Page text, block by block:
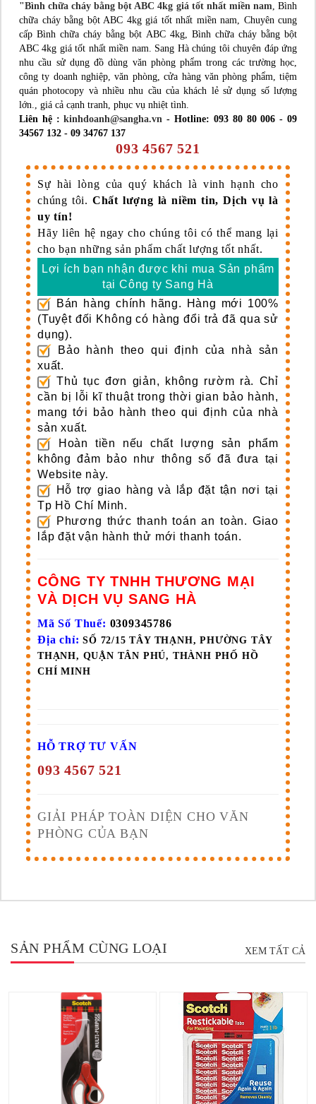
"Bình chữa cháy bằng bột ABC 4kg giá tốt nhất miền nam, Bình
chữa cháy bằng bột ABC 4kg giá tốt nhất miền nam, Chuyên cung
cấp Bình chữa cháy bằng bột ABC 4kg, Bình chữa cháy bằng bột
ABC 4kg giá tốt nhất miền nam. Sang Hà chúng tôi chuyên đáp ứng
nhu cầu sử dụng đồ dùng văn phòng phẩm trong các trường học,
công ty doanh nghiệp, văn phòng, cửa hàng văn phòng phẩm, tiệm
quán photocopy và nhiều nhu cầu của khách lẻ sử dụng số lượng
lớn., giá cả cạnh tranh, phục vụ nhiệt tình.
Liên hệ :kinhdoanh@sangha.vn - Hotline: 093 80 80 006 - 09
34567 132 - 09 34767 137
093 4567 521
Sự hài lòng của quý khách là vinh hạnh cho
chúng tôi. Chất lượng là niềm tin, Dịch vụ là
uy tín!
Hãy liên hệ ngay cho chúng tôi có thể mang lại
cho bạn những sản phẩm chất lượng tốt nhất.
Lợi ích bạn nhận được khi mua Sản phẩm
tại Công ty Sang Hà
Bán hàng chính hãng. Hàng mới 100%
(Tuyệt đối Không có hàng đổi trả đã qua sử
dụng).
Bảo hành theo qui định của nhà sản
xuất.
Thủ tục đơn giản, không rườm rà. Chỉ
cần bị lỗi kĩ thuật trong thời gian bảo hành,
mang tới bảo hành theo qui định của nhà
sản xuất.
Hoàn tiền nếu chất lượng sản phẩm
không đảm bảo như thông số đã đưa tại
Website này.
Hỗ trợ giao hàng và lắp đặt tận nơi tại
Tp Hồ Chí Minh.
Phương thức thanh toán an toàn. Giao
lắp đặt vận hành thử mới thanh toán.
CÔNG TY TNHH THƯƠNG MẠI
VÀ DỊCH VỤ SANG HÀ
Mã Số Thuế: 0309345786
Địa chỉ:SỐ 72/15 TÂY THẠNH, PHƯỜNG TÂY
THẠNH, QUẬN TÂN PHÚ, THÀNH PHỐ HỒ
CHÍ MINH
HỖ TRỢ TƯ VẤN
093 4567 521
GIẢI PHÁP TOÀN DIỆN CHO VĂN
PHÒNG CỦA BẠN
SẢN PHẨM CÙNG LOẠI XEM TẤT CẢ